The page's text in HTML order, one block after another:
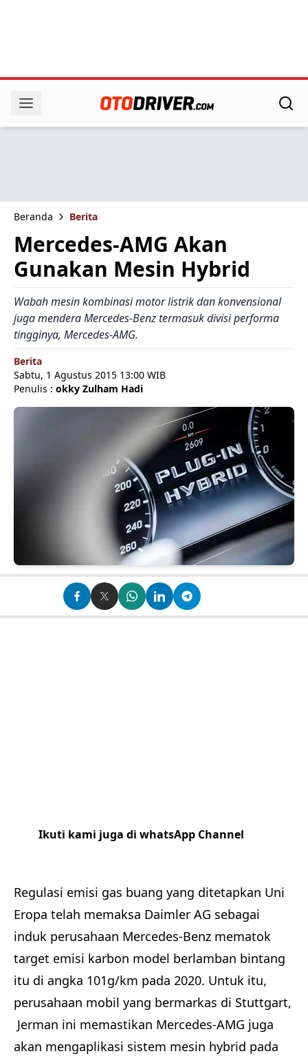
Beranda Berita
Mercedes-AMG Akan
Gunakan Mesin Hybrid
Wabah mesin kombinasi motor listrik dan konvensional
juga mendera Mercedes-Benz termasuk divisi performa
tingginya, Mercedes-AMG.
Berita
Sabtu, 1 Agustus 2015 13:00 WIB
Penulis : okky Zulham Hadi
Ikuti kami juga di whatsApp Channel
Regulasi emisi gas buang yang ditetapkan Uni
Eropa telah memaksa Daimler AG sebagai
induk perusahaan Mercedes-Benz mematok
target emisi karbon model berlamban bintang
itu di angka 101g/km pada 2020. Untuk itu,
perusahaan mobil yang bermarkas di Stuttgart,
Jerman ini memastikan Mercedes-AMG juga
akan mengaplikasi sistem mesin hybrid pada